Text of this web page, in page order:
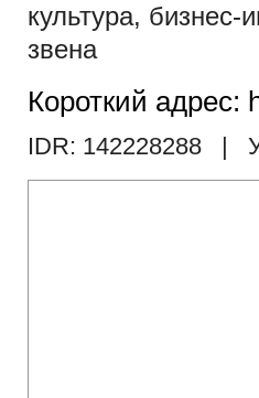
культура, бизнес-
звена
Короткий адрес:
IDR: 142228288 |